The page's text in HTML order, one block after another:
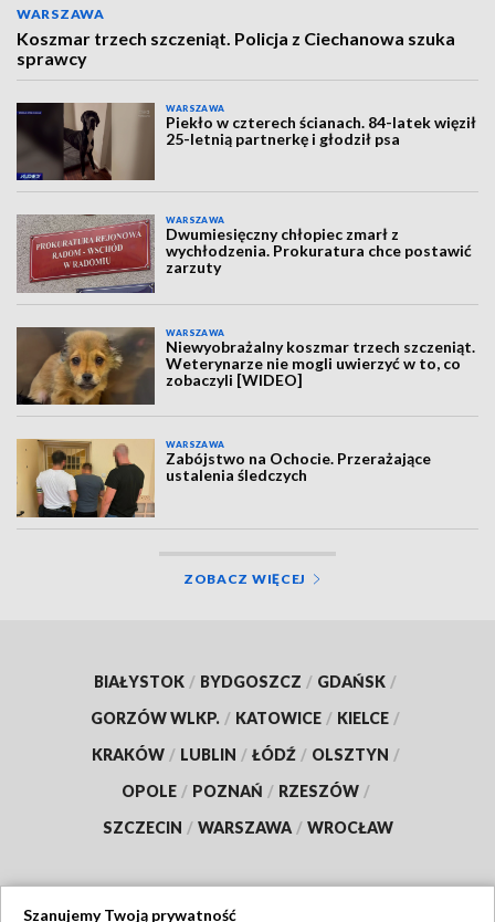
WARSZAWA
Koszmar trzech szczeniąt. Policja z Ciechanowa szuka
sprawcy
WARSZAWA
Piekło w czterech ścianach. 84-latek więził
25-letnią partnerkę i głodził psa
WARSZAWA
Dwumiesięczny chłopiec zmarł z
wychłodzenia. Prokuratura chce postawić
zarzuty
WARSZAWA
Niewyobrażalny koszmar trzech szczeniąt.
Weterynarze nie mogli uwierzyć w to, co
zobaczyli [WIDEO]
WARSZAWA
Zabójstwo na Ochocie. Przerażające
ustalenia śledczych
ZOBACZ WIĘCEJ
BIAŁYSTOK / BYDGOSZCZ / GDAŃSK /
GORZÓW WLKP. / KATOWICE / KIELCE /
KRAKÓW / LUBLIN / ŁÓDŹ / OLSZTYN /
OPOLE / POZNAŃ / RZESZÓW /
SZCZECIN / WARSZAWA / WROCŁAW
Szanujemy Twoją prywatność